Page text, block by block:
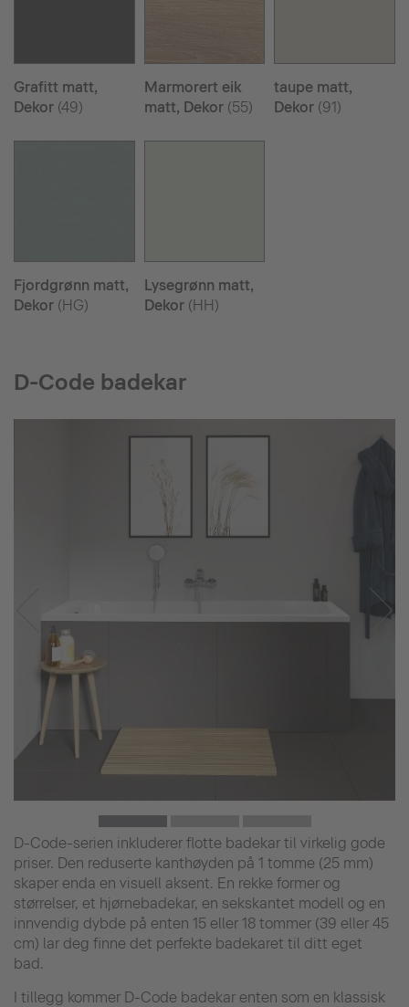
Grafitt matt,
Dekor (49)
Marmorert eik
matt, Dekor(55)
taupe matt,
Dekor (91)
Fjordgrønn matt,
Dekor (HG)
Lysegrønn matt,
Dekor(HH)
D-Code badekar
D-Code-serien inkluderer flotte badekar til virkelig gode
priser. Den reduserte kanthøyden på 1 tomme (25 mm)
skaper enda en visuell aksent. En rekke former og
størrelser, et hjørnebadekar, en sekskantet modell og en
innvendig dybde på enten 15 eller 18 tommer (39 eller 45
cm) lar deg finne det perfekte badekaret til ditt eget
bad.
I tillegg kommer D-Code badekar enten som en klassisk